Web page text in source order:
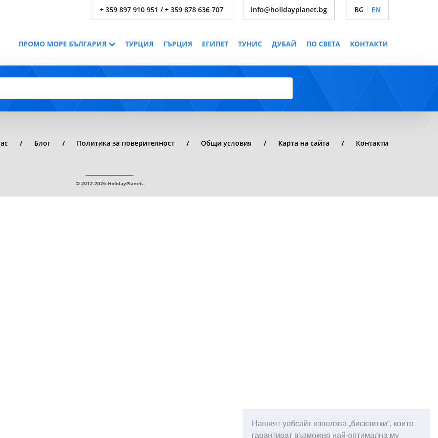
Нашият уебсайт използва „бисквитки“, които
гарантират възможно най-оптимална му
ПРОМО МОРЕ БЪЛГАРИЯ ТУРЦИЯ ГЪРЦИЯ ЕГИПЕТ ТУНИС ДУБАЙ ПО СВЕТА КОНТАКТИ
+ 359 897 910 951 / + 359 878 636 707 info@holidayplanet.bg BG | EN
Блог Политика за поверителност Общи условия Карта на сайта Контакти
© 2012-2026 HolidayPlanet.